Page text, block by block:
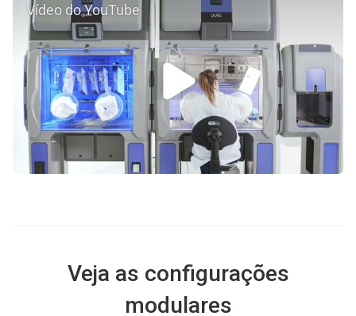
Vídeo do YouTube
Veja as configurações
modulares